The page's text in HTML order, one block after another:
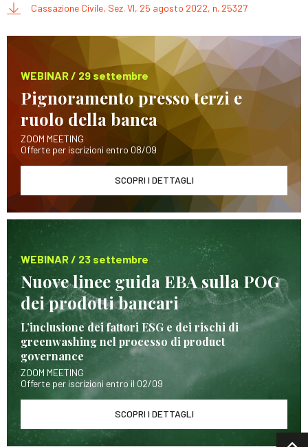
Cassazione Civile, Sez. VI, 25 agosto 2022, n. 25327
WEBINAR / 29 settembre
Pignoramento presso terzi e
ruolo della banca
ZOOM MEETING
Offerte per iscrizioni entro 08/09
SCOPRI I DETTAGLI
WEBINAR / 23 settembre
Nuove linee guida EBA sulla POG
dei prodotti bancari
L’inclusione dei fattori ESG e dei rischi di
greenwashing nel processo di product
governance
ZOOM MEETING
Offerte per iscrizioni entro il 02/09
SCOPRI I DETTAGLI